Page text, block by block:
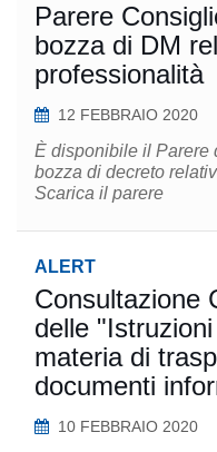
Parere
bozza di DM
professionalità
12 FEBBRAIO 2020
È disponibile il Parere
bozza di decreto
Scarica il parere
ALERT
Consultazione
delle
materia di
documenti
10 FEBBRAIO 2020